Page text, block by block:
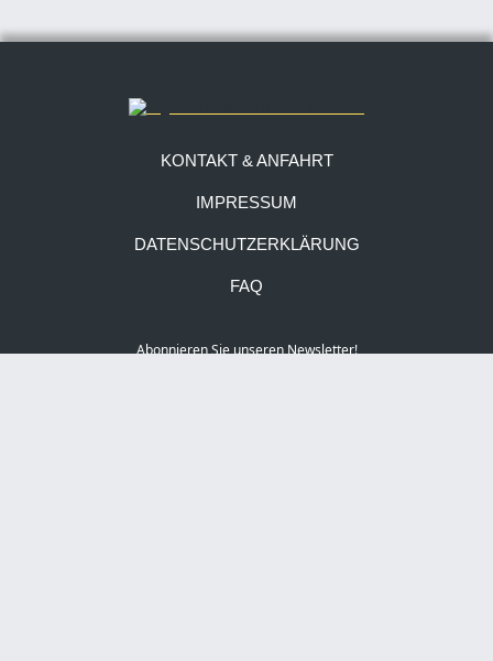
KONTAKT & ANFAHRT
IMPRESSUM
DATENSCHUTZERKLÄRUNG
FAQ
Abonnieren Sie unseren Newsletter!